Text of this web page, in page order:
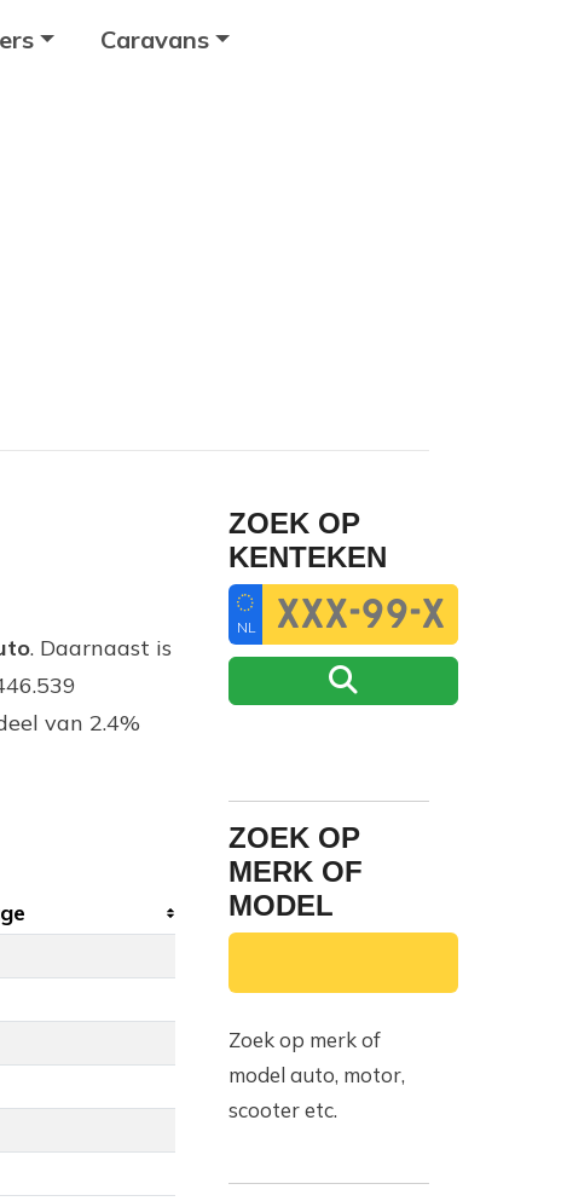
Caravans
. Daarnaast is
van 2.4%
ZOEK OP
KENTEKEN
NL
ZOEK OP
MERK OF
MODEL
Zoek op merk of
model auto, motor,
scooter etc.